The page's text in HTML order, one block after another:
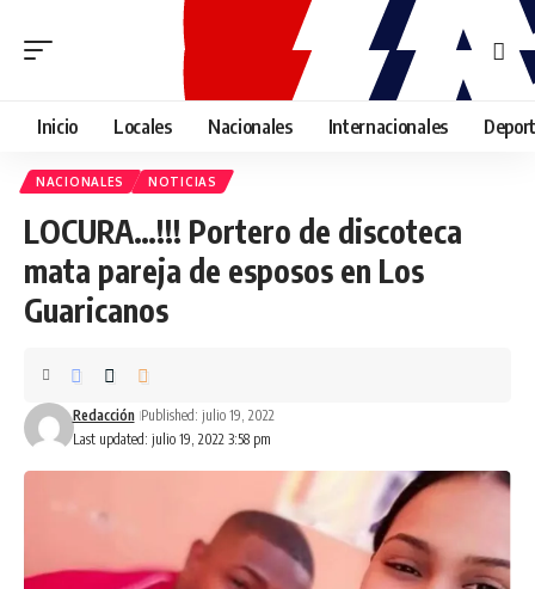
Inicio Locales Nacionales Internacionales
NACIONALES NOTICIAS
LOCURA…!!! Portero de discoteca
mata pareja de esposos en Los
Guaricanos
Last updated: julio 19, 2022 3:58 pm
Redacción Published: julio 19, 2022